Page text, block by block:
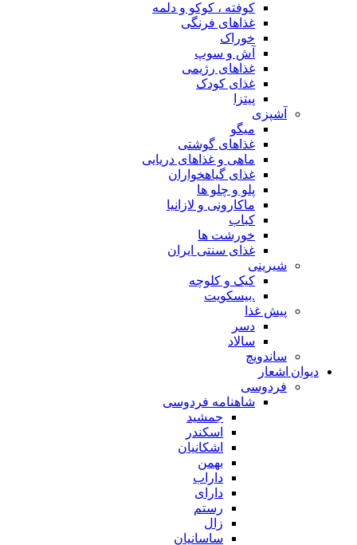
کوفته ، کوکو و دلمه
غذاهای فرنگی
خوراک
آش و سوپ
غذاهای رژیمی
غذای کودک
پیتزا
آشپزی
میگو
غذاهای گوشتی
ماهی و غذاهای دریایی
غذای گیاهخواران
پلو و چلو ها
ماکارونی و لازانیا
کباب
خورشت ها
غذای سنتی ایران
شیرینی
کیک و کلوچه
.بیسکویت
پیش غذا
دسر
سالاد
ساندویچ
دیوان اشعار
فردوسی
شاهنامه فردوسی
جمشید
اسکندر
اشکانیان
بهمن
داراب
دارای
رستم
زال
ساسانیان